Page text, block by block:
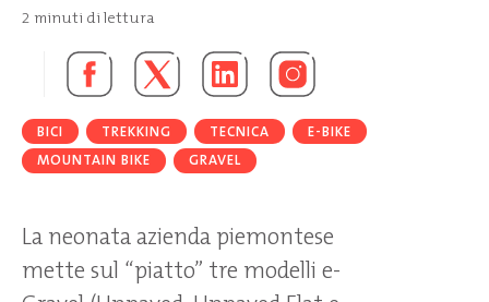
2 minuti di lettura
BICI TREKKING TECNICA
E-BIKE
MOUNTAIN BIKE
GRAVEL
La neonata azienda piemontese
mette sul “piatto” tre modelli e-